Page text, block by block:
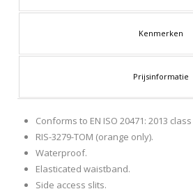
Kenmerken
Prijsinformatie
Conforms to EN ISO 20471: 2013 class
RIS-3279-TOM (orange only).
Waterproof.
Elasticated waistband.
Side access slits.